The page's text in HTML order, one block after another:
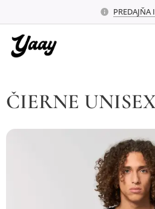
PREDAJŇA
ČIERNE